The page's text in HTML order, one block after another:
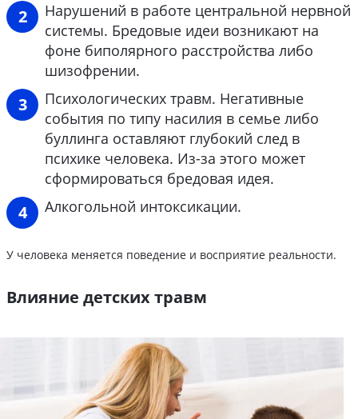
Нарушений в работе центральной нервной
системы. Бредовые идеи возникают на
фоне биполярного расстройства либо
шизофрении.
Психологических травм. Негативные
события по типу насилия в семье либо
буллинга оставляют глубокий след в
психике человека. Из-за этого может
сформироваться бредовая идея.
Алкогольной интоксикации.
У человека меняется поведение и восприятие реальности.
Влияние детских травм